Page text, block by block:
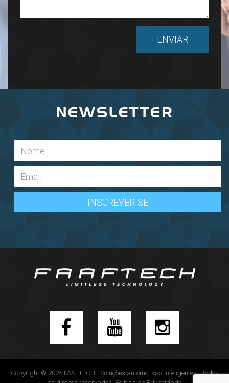
NEWSLETTER
Copyright © 2025 FAAFTECH - Soluções automotivas inteligentes - Todos